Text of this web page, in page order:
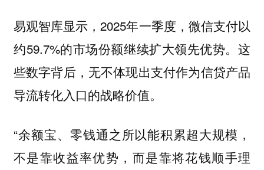
易观智库显示，2025年一季度，微信支付以
约59.7%的市场份额继续扩大领先优势。这
些数字背后，无不体现出支付作为信贷产品
导流转化入口的战略价值。
“余额宝、零钱通之所以能积累超大规模，
不是靠收益率优势，而是靠将花钱顺手理